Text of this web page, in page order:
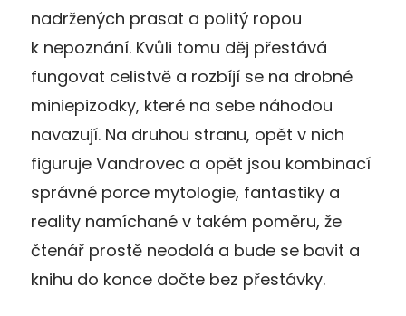
nadržených prasat a politý ropou
k nepoznání. Kvůli tomu děj přestává
fungovat celistvě a rozbíjí se na drobné
miniepizodky, které na sebe náhodou
navazují. Na druhou stranu, opět v nich
figuruje Vandrovec a opět jsou kombinací
správné porce mytologie, fantastiky a
reality namíchané v takém poměru, že
čtenář prostě neodolá a bude se bavit a
knihu do konce dočte bez přestávky.